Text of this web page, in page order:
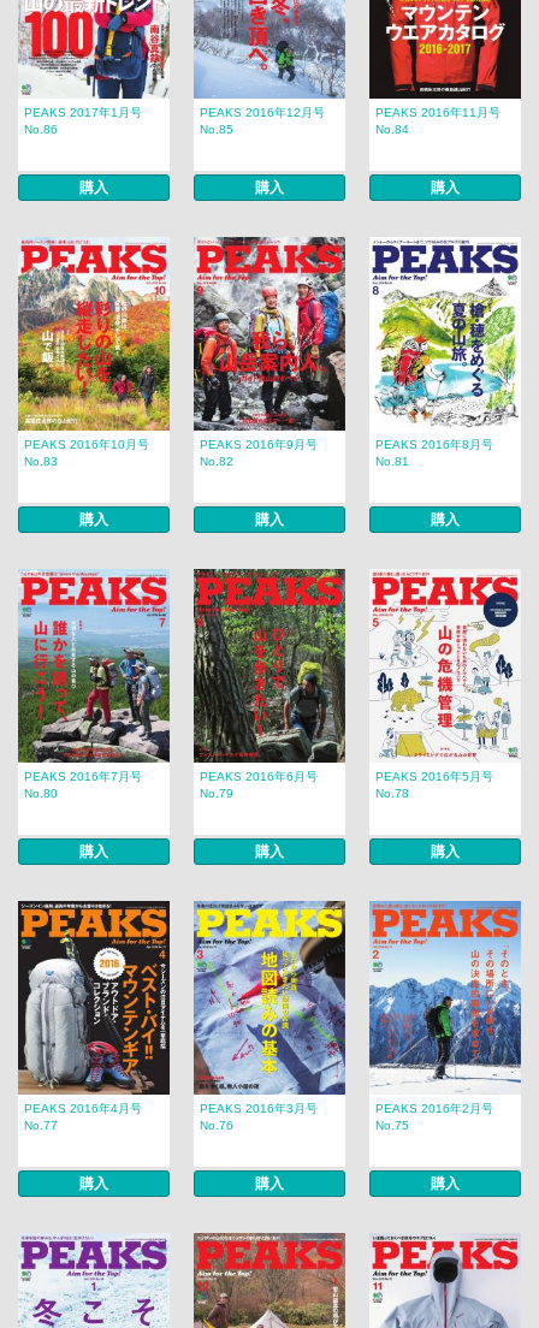
PEAKS 2017年1月号
No.86
購入
PEAKS 2016年12月号
No.85
購入
PEAKS 2016年11月号
No.84
購入
PEAKS 2016年10月号
No.83
購入
PEAKS 2016年9月号
No.82
購入
PEAKS 2016年8月号
No.81
購入
PEAKS 2016年7月号
No.80
購入
PEAKS 2016年6月号
No.79
購入
PEAKS 2016年5月号
No.78
購入
PEAKS 2016年4月号
No.77
購入
PEAKS 2016年3月号
No.76
購入
PEAKS 2016年2月号
No.75
購入